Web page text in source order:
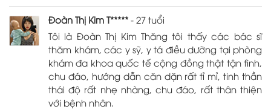
Đoàn Thị Kim T***** - 27 tuổi
Tôi là Đoàn Thị Kim Thăng tôi thấy các bác sĩ
thăm khám, các y sỹ, y tá điều dưỡng tại phòng
khám đa khoa quốc tế cộng đồng thật tận tình,
chu đáo, hướng dẫn căn dặn rất tỉ mỉ, tinh thần
thái độ rất nhẹ nhàng, chu đáo, rất thân thiện
với bệnh nhân.